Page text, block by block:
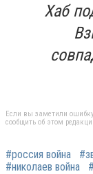
Хаб
Если вы заметили
сообщить об этом
#россия война
#николаев война